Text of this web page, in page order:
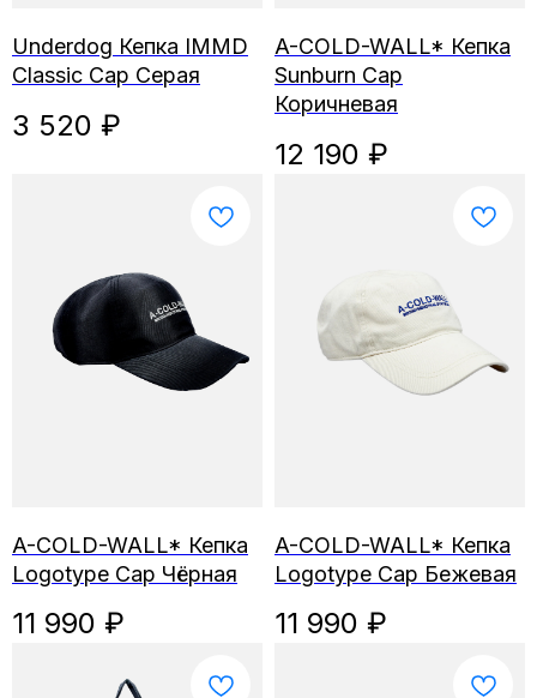
Underdog Кепка IMMD
Classic Cap Серая
3 520 ₽
A-COLD-WALL* Кепка
Sunburn Cap
Коричневая
12 190 ₽
A-COLD-WALL* Кепка
Logotype Cap Чёрная
11 990 ₽
A-COLD-WALL* Кепка
Logotype Cap Бежевая
11 990 ₽